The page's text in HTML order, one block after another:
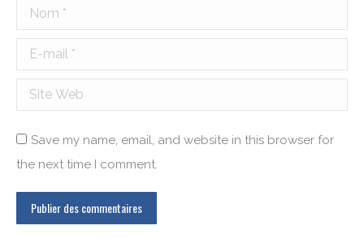
Nom *
E-mail *
Site Web
Save my name, email, and website in this browser for
the next time I comment.
Publier des commentaires